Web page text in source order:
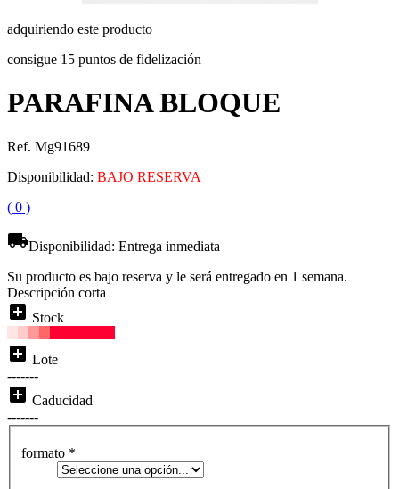
adquiriendo este producto
consigue 15 puntos de fidelización
PARAFINA BLOQUE
Ref. Mg91689
Disponibilidad: BAJO RESERVA
( 0 )
local_shippingDisponibilidad: Entrega inmediata
Su producto es bajo reserva y le será entregado en 1 semana.
Descripción corta
add_box Stock
add_box Lote
-------
add_box Caducidad
-------
formato *